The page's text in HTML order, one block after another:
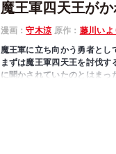
魔王軍四天王が
漫画：守木涼原作： 藤川いよ
魔王軍に立ち向かう勇者とし
まずは魔王軍四天王を討伐
に聞かされていたのとはまっ